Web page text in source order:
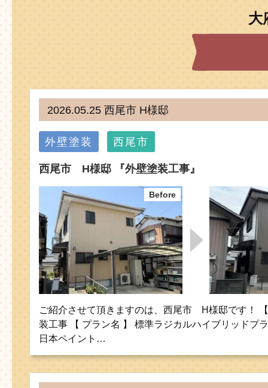
大
2026.05.25 西尾市 H様邸
外壁塗装 西尾市
西尾市 H様邸 『外壁塗装工事』
ご紹介させて頂きますのは、西尾市 H様邸です！
装工事 【 プラン名 】 標準ラジカルハイブリッドプ
日本ペイント…